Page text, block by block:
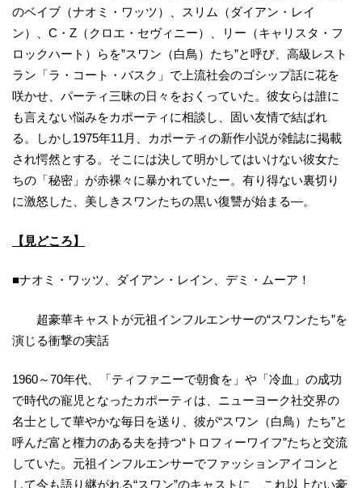
のベイブ（ナオミ・ワッツ）、スリム（ダイアン・レイ
ン）、C・Z（クロエ・セヴィニー）、リー（キャリスタ・フ
ロックハート）らを”スワン（白鳥）たち”と呼び、高級レスト
ラン「ラ・コート・バスク」で上流社会のゴシップ話に花を
咲かせ、パーティ三昧の日々をおくっていた。彼女らは誰に
も言えない悩みをカポーティに相談し、固い友情で結ばれ
る。しかし1975年11月、カポーティの新作小説が雑誌に掲載
され愕然とする。そこには決して明かしてはいけない彼女た
ちの「秘密」が赤裸々に暴かれていたー。有り得ない裏切り
に激怒した、美しきスワンたちの黒い復讐が始まる―。
【見どころ】
■ナオミ・ワッツ、ダイアン・レイン、デミ・ムーア！
超豪華キャストが元祖インフルエンサーの“スワンたち”を
演じる衝撃の実話
1960～70年代、「ティファニーで朝食を」や「冷血」の成功
で時代の寵児となったカポーティは、ニューヨーク社交界の
名士として華やかな毎日を送り、彼が“スワン（白鳥）たち”と
呼んだ富と権力のある夫を持つ“トロフィーワイフ”たちと交流
していた。元祖インフルエンサーでファッションアイコンと
して今も語り継がれる“スワン”のキャストに、これ以上ない豪